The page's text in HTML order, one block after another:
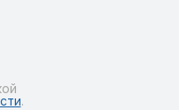
.